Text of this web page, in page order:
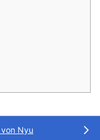
von Nyu